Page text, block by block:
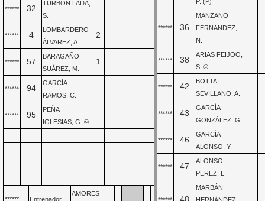
****** 32
TURBÓN LADA,
S.
****** 4
LOMBARDERO
ÁLVAREZ, A.
2
****** 57
BARAGAÑO
SUÁREZ, M.
1
****** 94
GARCÍA
RAMOS, C.
****** 95
PEÑA
IGLESIAS, G. ©
****** Entrenador
AMORES
****** 36
MANZANO
FERNANDEZ,
N.
****** 38
ARIAS FEIJOO,
S. ©
****** 42
BOTTAI
SEVILLANO, A.
****** 43
GARCÍA
GONZÁLEZ, G.
****** 46
GARCÍA
ALONSO, Y.
****** 47
ALONSO
PEREZ, L.
MARBÁN